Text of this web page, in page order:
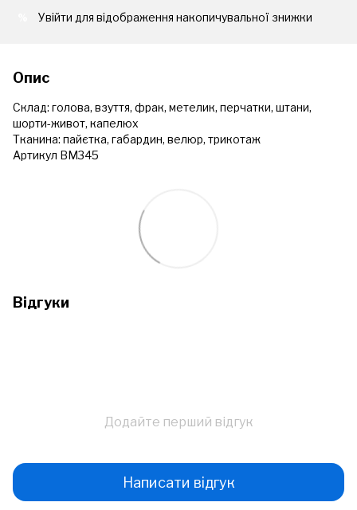
Увійти для відображення накопичувальної знижки
Опис
Склад: голова, взуття, фрак, метелик, перчатки, штани,
шорти-живот, капелюх
Тканина: пайєтка, габардин, велюр, трикотаж
Артикул ВМ345
Відгуки
Додайте перший відгук
Написати відгук